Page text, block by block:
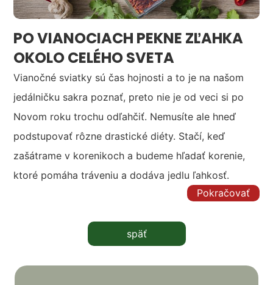
PO VIANOCIACH PEKNE ZĽAHKA
OKOLO CELÉHO SVETA
Vianočné sviatky sú čas hojnosti a to je na našom
jedálničku sakra poznať, preto nie je od veci si po
Novom roku trochu odľahčiť. Nemusíte ale hneď
podstupovať rôzne drastické diéty. Stačí, keď
zašátrame v korenikoch a budeme hľadať korenie,
ktoré pomáha tráveniu a dodáva jedlu ľahkosť.
Pokračovať
späť